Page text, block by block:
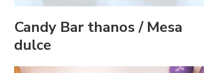
Candy Bar thanos / Mesa
dulce